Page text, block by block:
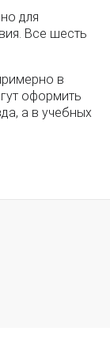
для
Все шесть
в
оформить
а в учебных